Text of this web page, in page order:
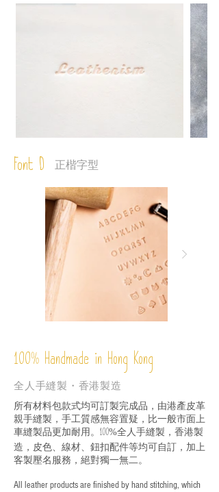
Font D 正楷字型
100% Handmade in Hong Kong
全人手縫製・香港製造
所有材料包款式均可訂製完成品，由港產皮革
親手縫製，手工質感無容置疑，比一般市面上
車縫製品更加耐用。 100%全人手縫製，香港製
造，皮色、線材、鈕扣配件等均可自訂，加上
客製壓名服務，絕對獨一無二。
All leather products are finished by hand stitching, which